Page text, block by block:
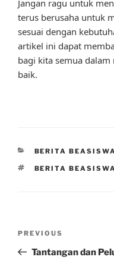
Jangan ragu untuk
terus berusaha untuk
sesuai dengan
artikel ini dapat
bagi kita semua
baik.
CATEGORIES
BERITA BEASISWA
TAGS
BERITA BEASISWA
Previous
Post
PREVIOUS
Tantangan dan